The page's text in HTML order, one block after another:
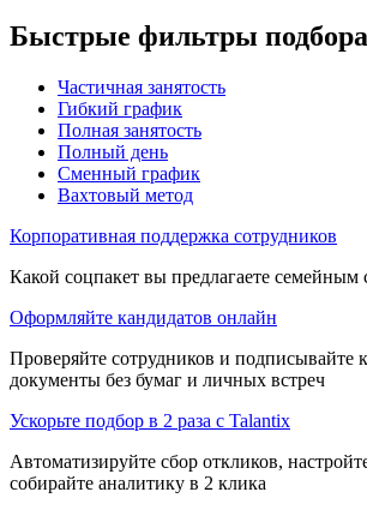
Быстрые фильтры
Частичная занятость
Гибкий график
Полная занятость
Полный день
Сменный график
Вахтовый метод
Корпоративная поддержка сотрудников
Какой соцпакет вы предлагаете семейным
Оформляйте кандидатов онлайн
Проверяйте сотрудников и подписывайте
документы без бумаг и личных встреч
Ускорьте подбор в 2 раза с Talantix
Автоматизируйте сбор откликов,
собирайте аналитику в 2 клика